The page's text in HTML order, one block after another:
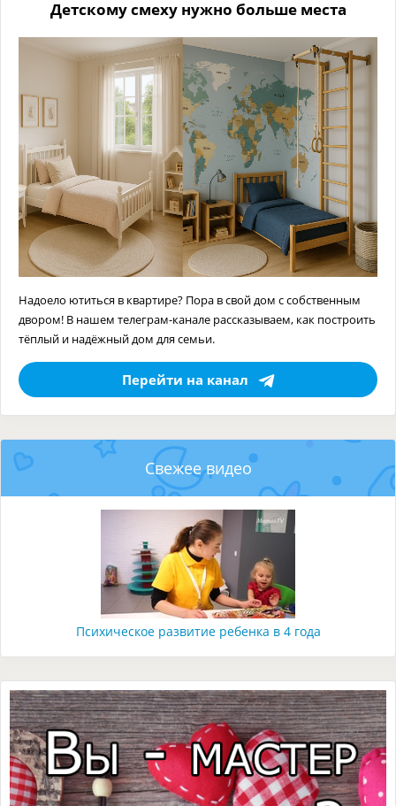
Детскому смеху нужно больше места
Надоело ютиться в квартире? Пора в свой дом с собственным
двором! В нашем телеграм-канале рассказываем, как построить
тёплый и надёжный дом для семьи.
Перейти на канал
Свежее видео
Психическое развитие ребенка в 4 года